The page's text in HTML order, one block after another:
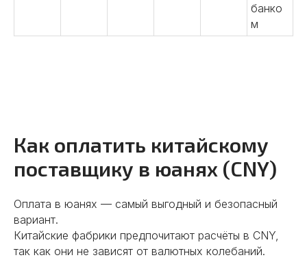
банко
м
Как оплатить китайскому
поставщику в юанях (CNY)
Оплата в юанях — самый выгодный и безопасный
вариант.
Китайские фабрики предпочитают расчёты в CNY,
так как они не зависят от валютных колебаний.